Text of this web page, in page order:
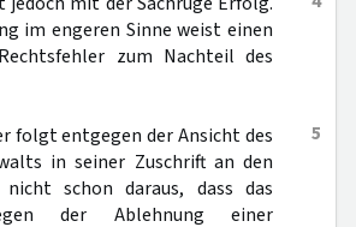
im engeren Sinne weist einen
zum Nachteil des
5
folgt entgegen der Ansicht des
in seiner Zuschrift an den
schon daraus, dass das
der Ablehnung einer